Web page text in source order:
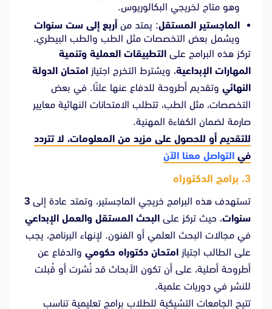
وهو متاح لخريجي البكالوريوس.
الماجستير المستقل: يمتد من أربع إلى ست سنوات
ويشمل بعض التخصصات مثل الطب والطب البيطري.
تركز هذه البرامج على التطبيقات العملية وتنمية
المهارات الإبداعية، ويشترط التخرج اجتياز امتحان الدولة
النهائي وتقديم أطروحة للدفاع عنها علنًا. في بعض
التخصصات، مثل الطب، تتطلب الامتحانات النهائية معايير
صارمة لضمان الكفاءة المهنية.
للتقديم أو للحصول على مزيد من المعلومات، لا تتردد
في التواصل معنا الآن
3. برامج الدكتوراه
تستهدف هذه البرامج خريجي الماجستير، وتمتد عادة إلى 3
سنوات، حيث تركز على البحث المستقل والعمل الإبداعي
في مجالات البحث العلمي أو الفنون. لإنهاء البرنامج، يجب
على الطالب اجتياز امتحان دكتوراه حكومي والدفاع عن
أطروحة أصلية، على أن تكون الأبحاث قد نُشرت أو قُبلت
للنشر في دوريات علمية.
تتيح الجامعات التشيكية للطلاب برامج تعليمية تناسب